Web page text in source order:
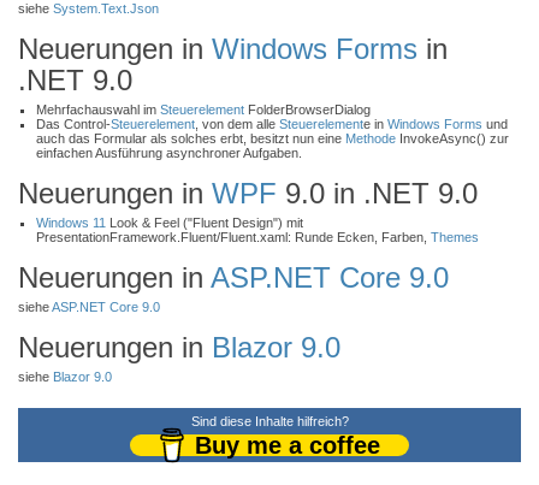
siehe System.Text.Json
Neuerungen in Windows Forms in
.NET 9.0
Mehrfachauswahl im Steuerelement FolderBrowserDialog
Das Control-Steuerelement , von dem alle Steuerelemente in Windows Forms und
auch das Formular als solches erbt, besitzt nun eine Methode InvokeAsync() zur
einfachen Ausführung asynchroner Aufgaben.
Neuerungen in WPF 9.0 in .NET 9.0
Windows 11 Look & Feel ("Fluent Design") mit
PresentationFramework.Fluent/Fluent.xaml: Runde Ecken, Farben, Themes
Neuerungen in ASP.NET Core 9.0
sieheASP.NET Core 9.0
Neuerungen in Blazor 9.0
siehe Blazor 9.0
Sind diese Inhalte hilfreich?
Buy me a coffee